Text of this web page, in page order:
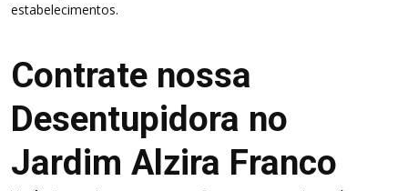
estabelecimentos.
Contrate nossa
Desentupidora no
Jardim Alzira Franco